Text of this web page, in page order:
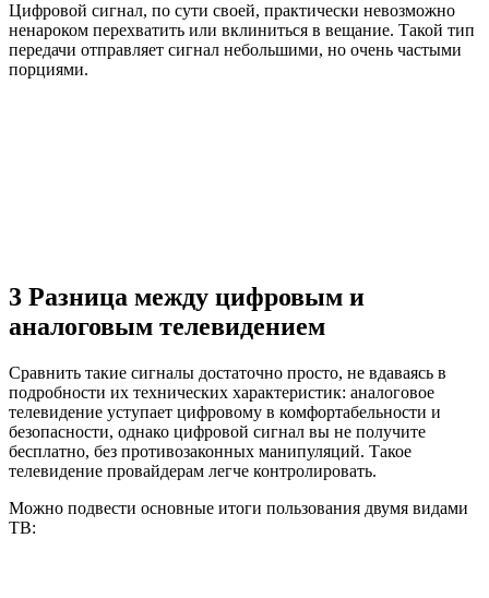
Цифровой сигнал, по сути своей, практически невозможно
ненароком перехватить или вклиниться в вещание. Такой тип
передачи отправляет сигнал небольшими, но очень частыми
порциями.
3 Разница между цифровым и
аналоговым телевидением
Сравнить такие сигналы достаточно просто, не вдаваясь в
подробности их технических характеристик: аналоговое
телевидение уступает цифровому в комфортабельности и
безопасности, однако цифровой сигнал вы не получите
бесплатно, без противозаконных манипуляций. Такое
телевидение провайдерам легче контролировать.
Можно подвести основные итоги пользования двумя видами
ТВ: